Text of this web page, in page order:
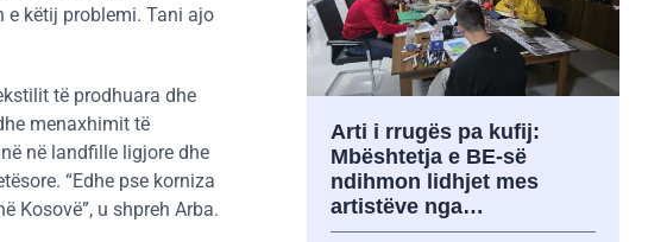
e këtij problemi. Tani ajo
të prodhuara dhe
menaxhimit të
në landfille ligjore dhe
“Edhe pse korniza
Kosovë”, u shpreh Arba.
Arti i rrugës pa kufij:
Mbështetja e BE-së
ndihmon lidhjet mes
artistëve nga…